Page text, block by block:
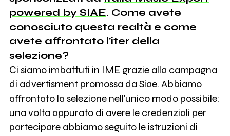
powered by SIAE. Come avete
conosciuto questa realtà e come
avete affrontato l'iter della
selezione?
Ci siamo imbattuti in IME grazie alla campagna
di advertisment promossa da Siae. Abbiamo
affrontato la selezione nell'unico modo possibile:
una volta appurato di avere le credenziali per
partecipare abbiamo seguito le istruzioni di